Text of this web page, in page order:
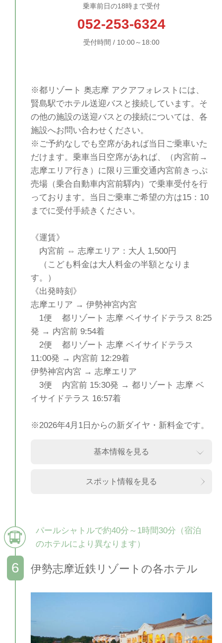
乗車前日の18時まで受付
052-253-6324
受付時間 / 10:00～18:00
※都リゾート 奥志摩 アクアフォレストには、
賢島駅でホテル送迎バスと接続しています。そ
の他の施設の送迎バスとの接続については、各
施設へお問い合わせください。
※ご予約なしでも空席があれば当日ご乗車いた
だけます。乗車当日空席があれば、（内宮前→
志摩エリア行き）に限り三重交通内宮前きっぷ
売場（乗合自動車内宮前驛内）で乗車受付を行
っております。当日ご乗車ご希望の方は15：10
までに受付手続きください。
《運賃》
内宮前 ⇔ 志摩エリア：大人 1,500円
（こども料金は大人料金の半額となりま
す。）
《出発時刻》
志摩エリア → 伊勢神宮内宮
1便 都リゾート 志摩 ベイサイドテラス 8:25
発 → 内宮前 9:54着
2便 都リゾート 志摩 ベイサイドテラス
11:00発 → 内宮前 12:29着
伊勢神宮内宮 → 志摩エリア
3便 内宮前 15:30発 → 都リゾート 志摩 ベ
イサイドテラス 16:57着
※2026年4月1日からの新ダイヤ・新料金です。
基本情報を見る
スポット情報を見る
パールシャトルで約40分～1時間30分（宿泊
のホテルにより異なります）
伊勢志摩近鉄リゾートの各ホテル